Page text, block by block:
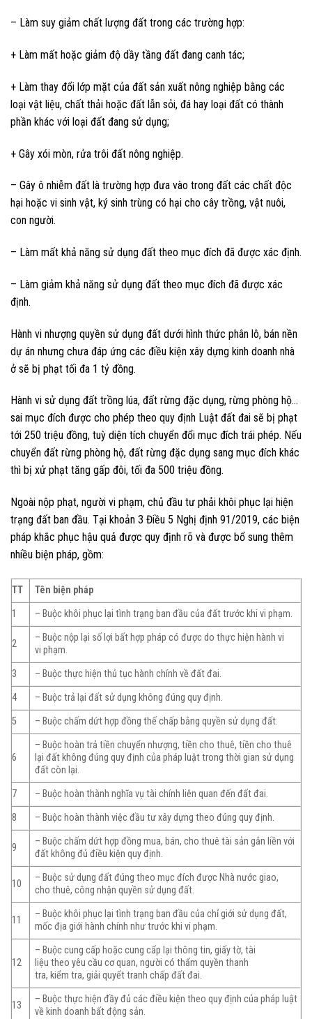
– Làm suy giảm chất lượng đất trong các trường hợp:
+ Làm mất hoặc giảm độ dầy tầng đất đang canh tác;
+ Làm thay đổi lớp mặt của đất sản xuất nông nghiệp bằng các
loại vật liệu, chất thải hoặc đất lẫn sỏi, đá hay loại đất có thành
phần khác với loại đất đang sử dụng;
+ Gây xói mòn, rửa trôi đất nông nghiệp.
– Gây ô nhiễm đất là trường hợp đưa vào trong đất các chất độc
hại hoặc vi sinh vật, ký sinh trùng có hại cho cây trồng, vật nuôi,
con người.
– Làm mất khả năng sử dụng đất theo mục đích đã được xác định.
– Làm giảm khả năng sử dụng đất theo mục đích đã được xác
định.
Hành vi nhượng quyền sử dụng đất dưới hình thức phân lô, bán nền
dự án nhưng chưa đáp ứng các điều kiện xây dựng kinh doanh nhà
ở sẽ bị phạt tối đa 1 tỷ đồng.
Hành vi sử dụng đất trồng lúa, đất rừng đặc dụng, rừng phòng hộ…
sai mục đích được cho phép theo quy định Luật đất đai sẽ bị phạt
tới 250 triệu đồng, tuỳ diện tích chuyển đổi mục đích trái phép. Nếu
chuyển đất rừng phòng hộ, đất rừng đặc dụng sang mục đích khác
thì bị xử phạt tăng gấp đôi, tối đa 500 triệu đồng.
Ngoài nộp phạt, người vi phạm, chủ đầu tư phải khôi phục lại hiện
trạng đất ban đầu. Tại khoản 3 Điều 5 Nghị định 91/2019, các biện
pháp khắc phục hậu quả được quy định rõ và được bổ sung thêm
nhiều biện pháp, gồm:
TT
Tên biện pháp
1
– Buộc khôi phục lại tình trạng ban đầu của đất trước khi vi phạm.
2
– Buộc nộp lại số lợi bất hợp pháp có được do thực hiện hành vi
vi phạm.
3
– Buộc thực hiện thủ tục hành chính về đất đai.
4
– Buộc trả lại đất sử dụng không đúng quy định.
5
– Buộc chấm dứt hợp đồng thế chấp bằng quyền sử dụng đất.
6
– Buộc hoàn trả tiền chuyển nhượng, tiền cho thuê, tiền cho thuê
lại đất không đúng quy định của pháp luật trong thời gian sử dụng
đất còn lại.
7
– Buộc hoàn thành nghĩa vụ tài chính liên quan đến đất đai.
8
– Buộc hoàn thành việc đầu tư xây dựng theo đúng quy định.
9
– Buộc chấm dứt hợp đồng mua, bán, cho thuê tài sản gắn liền với
đất không đủ điều kiện quy định.
10
– Buộc sử dụng đất đúng theo mục đích được Nhà nước giao,
cho thuê, công nhận quyền sử dụng đất.
11
– Buộc khôi phục lại tình trạng ban đầu của chỉ giới sử dụng đất,
mốc địa giới hành chính như trước khi vi phạm.
12
– Buộc cung cấp hoặc cung cấp lại thông tin, giấy tờ, tài
liệu theo yêu cầu cơ quan, người có thẩm quyền thanh
tra, kiểm tra, giải quyết tranh chấp đất đai.
13
– Buộc thực hiện đầy đủ các điều kiện theo quy định của pháp luật
về kinh doanh bất động sản.